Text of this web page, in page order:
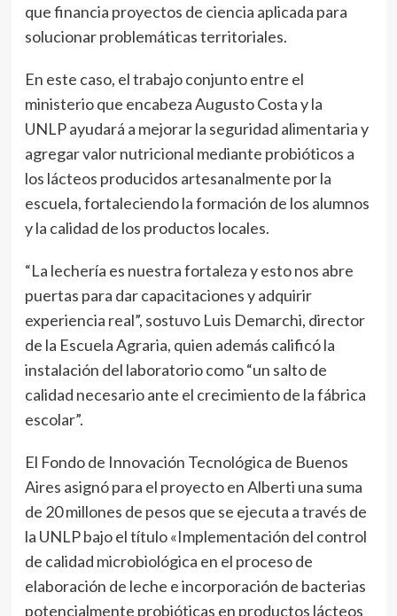
que financia proyectos de ciencia aplicada para
solucionar problemáticas territoriales.
En este caso, el trabajo conjunto entre el
ministerio que encabeza Augusto Costa y la
UNLP ayudará a mejorar la seguridad alimentaria y
agregar valor nutricional mediante probióticos a
los lácteos producidos artesanalmente por la
escuela, fortaleciendo la formación de los alumnos
y la calidad de los productos locales.
“La lechería es nuestra fortaleza y esto nos abre
puertas para dar capacitaciones y adquirir
experiencia real”, sostuvo Luis Demarchi, director
de la Escuela Agraria, quien además calificó la
instalación del laboratorio como “un salto de
calidad necesario ante el crecimiento de la fábrica
escolar”.
El Fondo de Innovación Tecnológica de Buenos
Aires asignó para el proyecto en Alberti una suma
de 20 millones de pesos que se ejecuta a través de
la UNLP bajo el título «Implementación del control
de calidad microbiológica en el proceso de
elaboración de leche e incorporación de bacterias
potencialmente probióticas en productos lácteos